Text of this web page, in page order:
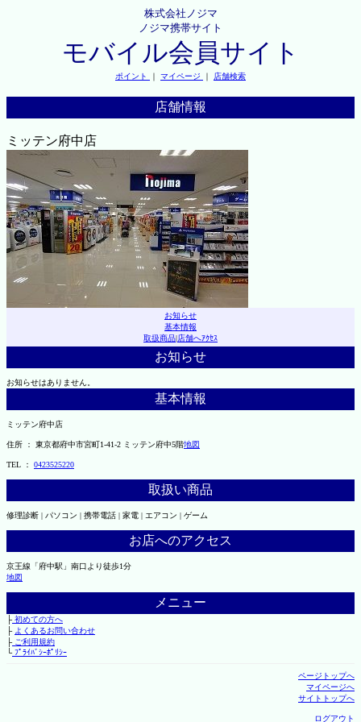
株式会社ノジマ
ノジマ携帯サイト
モバイル会員サイト
ポイント ｜ マイページ ｜ 店舗検索
店舗情報
ミッテン府中店
お知らせ
基本情報
取扱商品|店舗へｱｸｾｽ
お知らせ
お知らせはありません。
基本情報
ミッテン府中店
住所 ： 東京都府中市宮町1-41-2 ミッテン府中5階地図
TEL ： 0423525220
取扱い商品
修理診断 | パソコン | 携帯電話 | 家電 | エアコン | ゲーム
お店へのアクセス
京王線「府中駅」南口より徒歩1分
地図
メニュー
├初めての方へ
├ よくあるお問い合わせ
├ご利用規約
└ﾌﾟﾗｲﾊﾞｼｰﾎﾟﾘｼｰ
ページトップへ
マイページへ
サイトトップへ
ログアウト